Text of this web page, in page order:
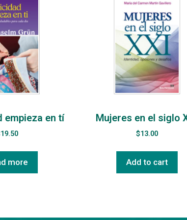
empieza en tí
19.50
more
Mujeres en el siglo
$13.00
Add to cart